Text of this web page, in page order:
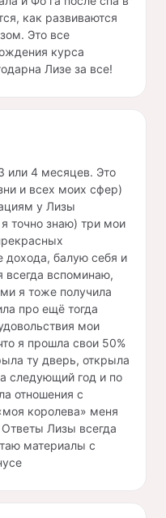
как развиваются
Это все
курса
Лизе за все!
или 4 месяцев. Это
и всех моих сфер)
у Лизы
я точно знаю) три мои
дохода, балую себя и
всегда вспоминаю,
я тоже получила
про ещё тогда
мои
я прошла свои 50%
ту дверь, открыла
следующий год и по
отношения с
королева» меня
Лизы всегда
материалы с